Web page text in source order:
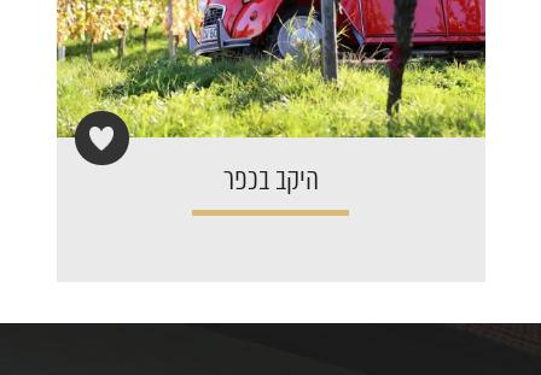
היקב בכפר